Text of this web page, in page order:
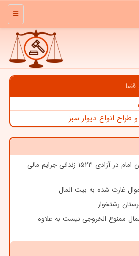
منو
قضا
انواع دیوار سبز
مشارکت ستاد اجرائی فرمان امام در آزادی ۱۵۲۳ زندانی جرایم مالی
رشتخوار
ممنوع الخروجی نیست به علاوه